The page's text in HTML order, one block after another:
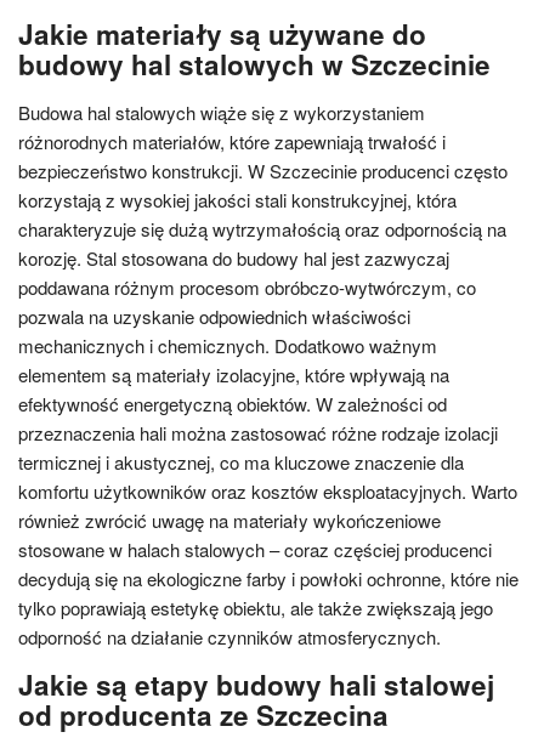
Jakie materiały są używane do
budowy hal stalowych w Szczecinie
Budowa hal stalowych wiąże się z wykorzystaniem
różnorodnych materiałów, które zapewniają trwałość i
bezpieczeństwo konstrukcji. W Szczecinie producenci często
korzystają z wysokiej jakości stali konstrukcyjnej, która
charakteryzuje się dużą wytrzymałością oraz odpornością na
korozję. Stal stosowana do budowy hal jest zazwyczaj
poddawana różnym procesom obróbczo-wytwórczym, co
pozwala na uzyskanie odpowiednich właściwości
mechanicznych i chemicznych. Dodatkowo ważnym
elementem są materiały izolacyjne, które wpływają na
efektywność energetyczną obiektów. W zależności od
przeznaczenia hali można zastosować różne rodzaje izolacji
termicznej i akustycznej, co ma kluczowe znaczenie dla
komfortu użytkowników oraz kosztów eksploatacyjnych. Warto
również zwrócić uwagę na materiały wykończeniowe
stosowane w halach stalowych – coraz częściej producenci
decydują się na ekologiczne farby i powłoki ochronne, które nie
tylko poprawiają estetykę obiektu, ale także zwiększają jego
odporność na działanie czynników atmosferycznych.
Jakie są etapy budowy hali stalowej
od producenta ze Szczecina